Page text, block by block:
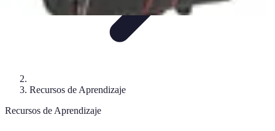
Recursos de Aprendizaje
Recursos de Aprendizaje